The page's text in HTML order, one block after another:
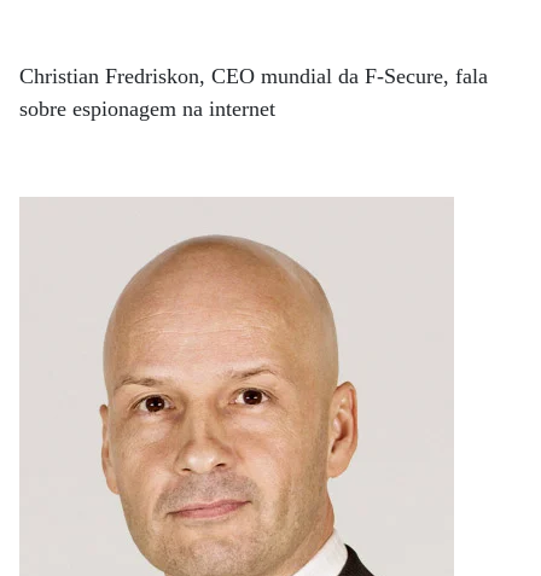
Christian Fredriskon, CEO mundial da F-Secure, fala
sobre espionagem na internet